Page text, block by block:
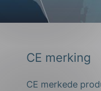
CE merking
CE merkede